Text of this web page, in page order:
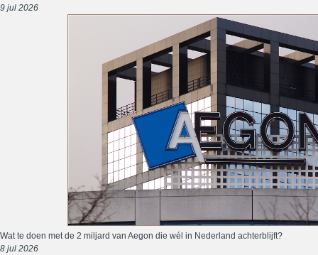
9 jul 2026
Wat te doen met de 2 miljard van Aegon die wél in Nederland achterblijft?
8 jul 2026